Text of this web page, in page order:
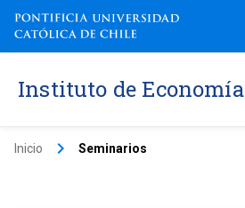
Instituto de Economía
Inicio keyboard_arrow_right Seminarios